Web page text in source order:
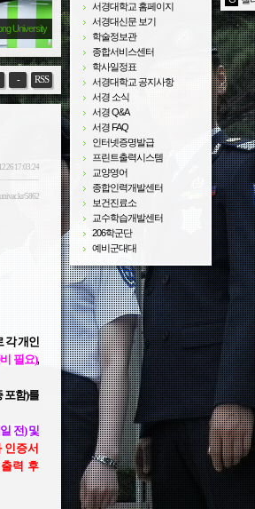
University
RSS
-
17:03:24
5862
각 개인
필요),
포함)를
전) 및
인증서
력 후
서경대학교 홈페이지
서경대신문 보기
학술정보관
종합서비스센터
학사일정표
서경대학교 공지사항
서경 소식
서경 Q&A
서경 FAQ
인터넷증명발급
프린트출력시스템
교양영어
종합인력개발센터
보건진료소
교수학습개발센터
206학군단
예비군대대